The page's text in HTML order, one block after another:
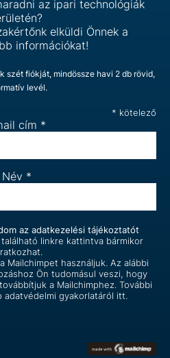
az ipari technológiák
elküldi Önnek a
információkat!
szét fiókját, mindössze havi 2 db rövid,
levél.
* kötelező
cím *
Név *
az adatkezelési tájékoztatót
linkre kattintva bármikor
Mailchimpet használjuk. Az alábbi
Ön tudomásul veszi, hogy
a Mailchimphez. További
adatvédelmi gyakorlatáról itt.